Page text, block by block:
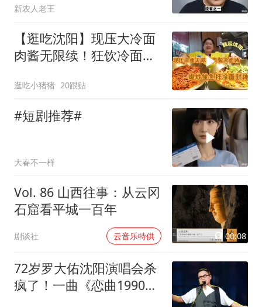
新农人老王
【逛吃沈阳】现压大冷面
肉酱无限续！狂饮冷面
逛吃小猪猪 20跟贴
#短剧推荐#
大春不一样
Vol. 86 山西往事：从云冈
石窟看平城一百年
剧谈社 云音乐特供 00:08
72岁罗大佑沈阳演唱会杀
疯了！一曲《恋曲1990》